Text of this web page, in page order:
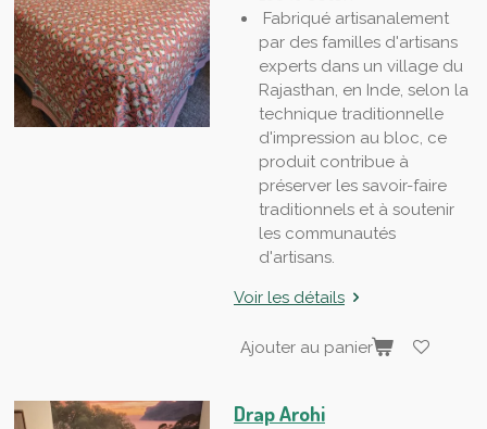
Fabriqué artisanalement
par des familles d'artisans
experts dans un village du
Rajasthan, en Inde, selon la
technique traditionnelle
d'impression au bloc, ce
produit contribue à
préserver les savoir-faire
traditionnels et à soutenir
les communautés
d'artisans.
Voir les détails
Ajouter au panier
Drap Arohi